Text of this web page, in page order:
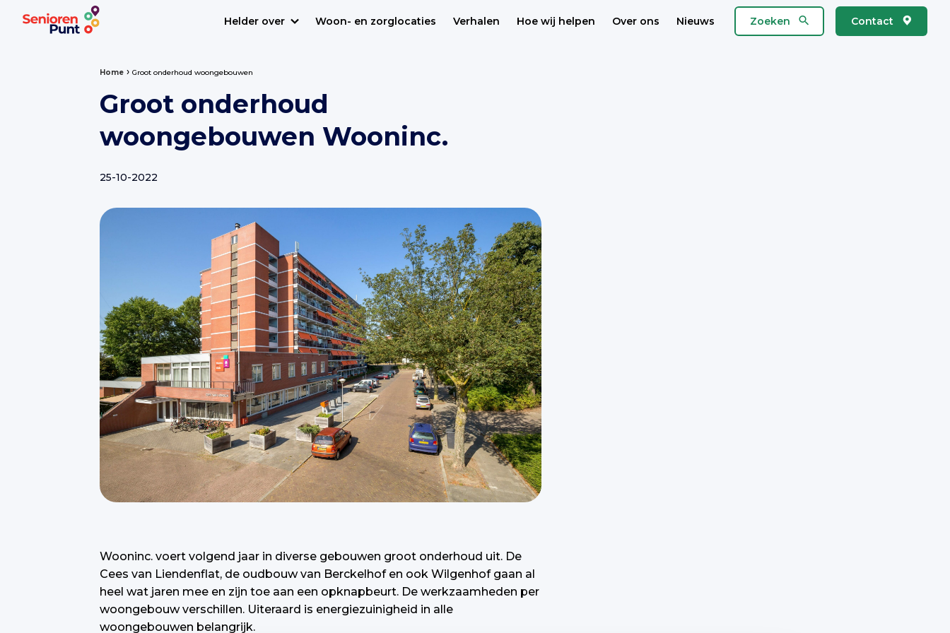
Helder over Woon- en zorglocaties Verhalen Hoe wij helpen Over ons Nieuws Zoeken Contact
Home ›Groot onderhoud woongebouwen
Groot onderhoud
woongebouwen Wooninc.
25-10-2022
Wooninc. voert volgend jaar in diverse gebouwen groot onderhoud uit. De
Cees van Liendenflat, de oudbouw van Berckelhof en ook Wilgenhof gaan al
heel wat jaren mee en zijn toe aan een opknapbeurt. De werkzaamheden per
woongebouw verschillen. Uiteraard is energiezuinigheid in alle
woongebouwen belangrijk.